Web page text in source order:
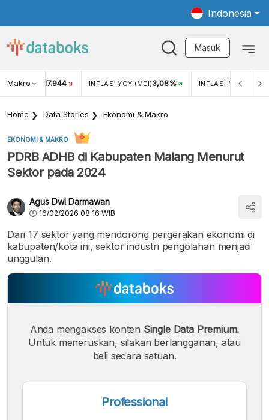
Indonesia
Masuk
Makro
USD/IDR 17.944 INFLASI YOY (MEI)3,08% INFLASI MOM (MEI)
Home Data Stories Ekonomi & Makro
EKONOMI & MAKRO
PDRB ADHB di Kabupaten Malang Menurut
Sektor pada 2024
Agus Dwi Darmawan
16/02/2026 08:16 WIB
Dari 17 sektor yang mendorong pergerakan ekonomi di
kabupaten/kota ini, sektor industri pengolahan menjadi
unggulan.
Anda mengakses konten Single Data Premium.
Untuk meneruskan, silakan berlangganan, atau
beli secara satuan.
Professional